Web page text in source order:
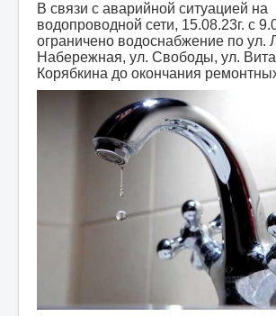
В связи с аварийной ситуацией на
водопроводной сети, 15.08.23г. с
ограничено водоснабжение по ул.
Набережная, ул. Свободы, ул.
Корябкина до окончания